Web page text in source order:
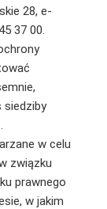
28, e-
37 00.
siedziby
w celu
związku
prawnego
w jakim